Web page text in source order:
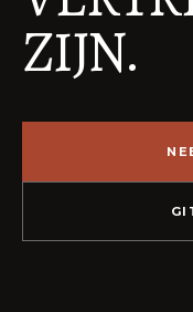
ZIJN.